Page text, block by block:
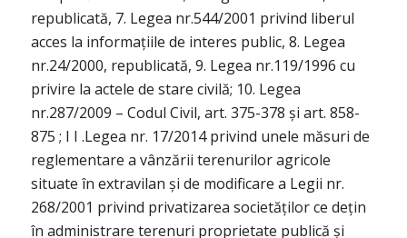
republicată, 7. Legea nr.544/2001 privind liberul
acces la informațiile de interes public, 8. Legea
nr.24/2000, republicată, 9. Legea nr.119/1996 cu
privire la actele de stare civilă; 10. Legea
nr.287/2009 – Codul Civil, art. 375-378 și art. 858-
875 ; I I .Legea nr. 17/2014 privind unele măsuri de
reglementare a vânzării terenurilor agricole
situate în extravilan și de modificare a Legii nr.
268/2001 privind privatizarea societăților ce dețin
în administrare terenuri proprietate publică și